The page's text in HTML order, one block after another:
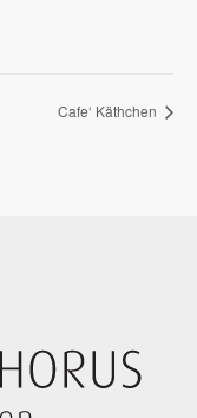
Cafe‘ Käthchen